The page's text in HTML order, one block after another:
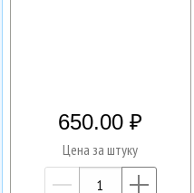
650.00
Цена за штуку
—